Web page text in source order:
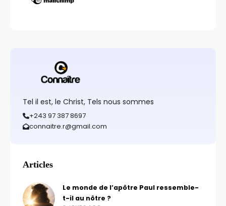
Tel il est, le Christ, Tels nous sommes
+243 97 387 8697
connaitre.r@gmail.com
Articles
Le monde de l’apôtre Paul ressemble-
t-il au nôtre ?